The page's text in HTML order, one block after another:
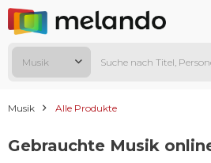
Musik
Musik Alle Produkte
Gebrauchte Musik